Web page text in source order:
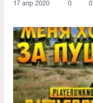
17 апр 2020 0 0